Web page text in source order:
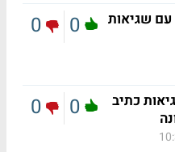
עם שגיאות
0
0
כתיב
0
0